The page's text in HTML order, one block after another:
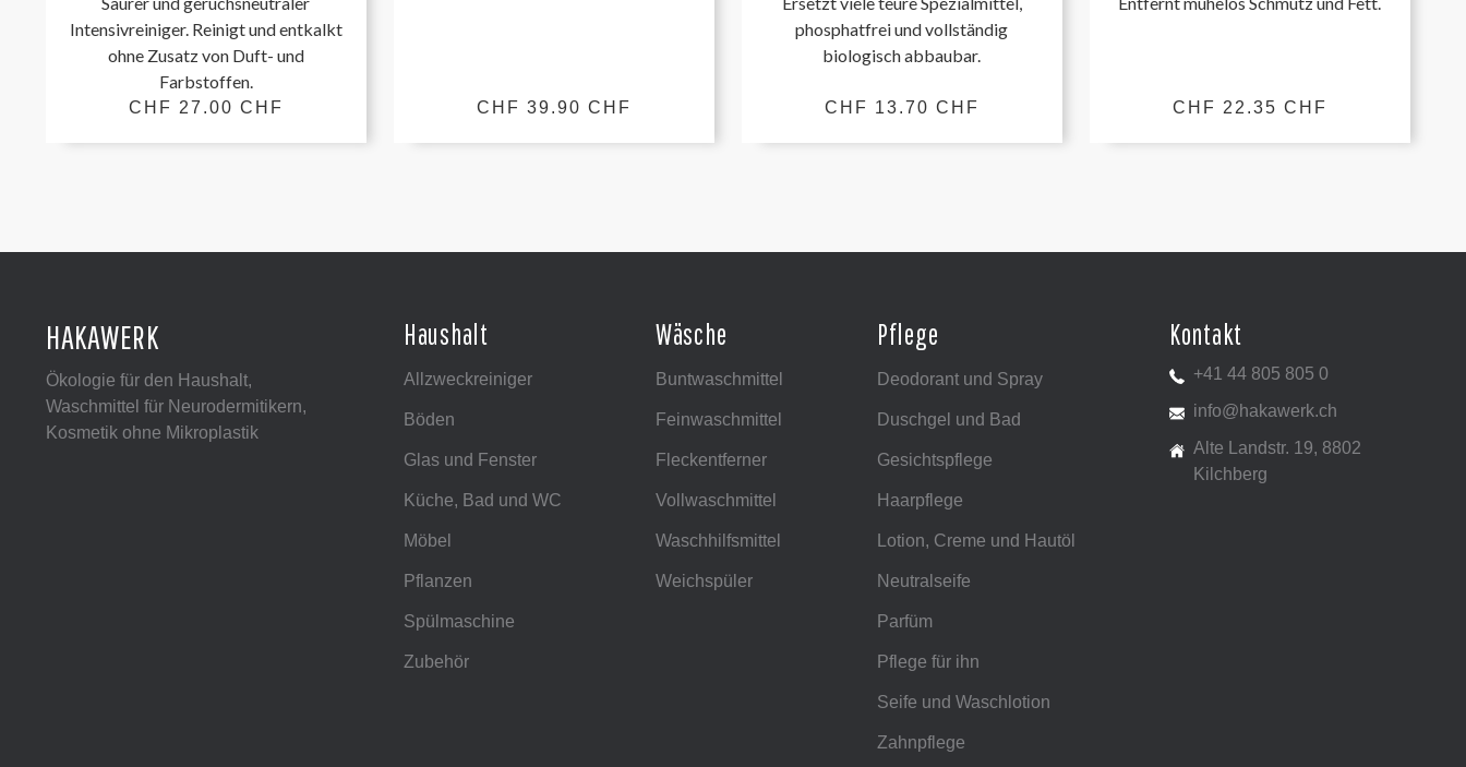
Intensivreiniger. Reinigt und entkalkt
ohne Zusatz von Duft- und
Farbstoffen.
CHF 27.00 CHF CHF 39.90 CHF
phosphatfrei und vollständig
biologisch abbaubar.
CHF 13.70 CHF CHF 22.35 CHF
HAKAWERK
Ökologie für den Haushalt,
Waschmittel für Neurodermitikern,
Kosmetik ohne Mikroplastik
Haushalt
Allzweckreiniger
Böden
Glas und Fenster
Küche, Bad und WC
Möbel
Pflanzen
Spülmaschine
Zubehör
Wäsche
Buntwaschmittel
Feinwaschmittel
Fleckentferner
Vollwaschmittel
Waschhilfsmittel
Weichspüler
Pflege
Deodorant und Spray
Duschgel und Bad
Gesichtspflege
Haarpflege
Lotion, Creme und Hautöl
Neutralseife
Parfüm
Pflege für ihn
Seife und Waschlotion
Zahnpflege
Kontakt
+41 44 805 805 0
info@hakawerk.ch
Alte Landstr. 19, 8802
Kilchberg